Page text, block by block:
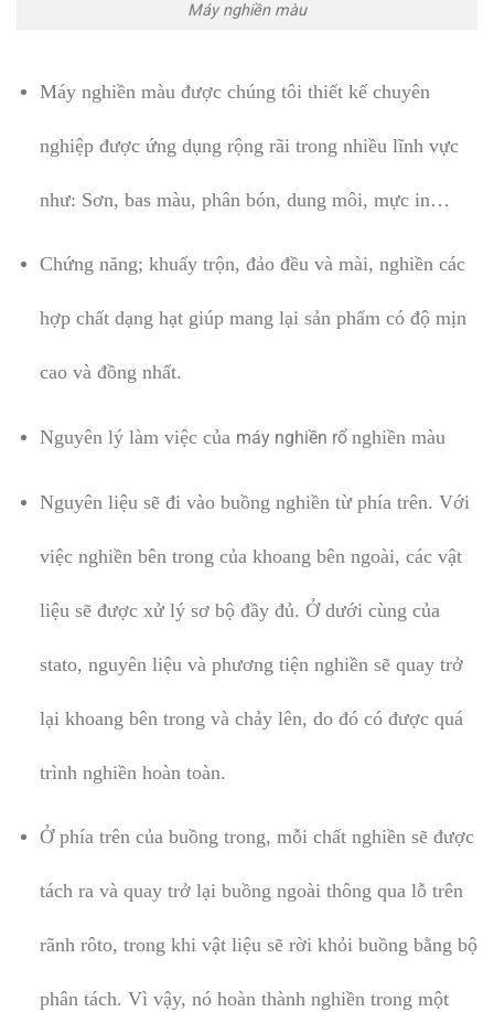
Máy nghiền màu
Máy nghiền màu được chúng tôi thiết kế chuyên
nghiệp được ứng dụng rộng rãi trong nhiều lĩnh vực
như: Sơn, bas màu, phân bón, dung môi, mực in…
Chứng năng; khuấy trộn, đảo đều và mài, nghiền các
hợp chất dạng hạt giúp mang lại sản phẩm có độ mịn
cao và đồng nhất.
Nguyên lý làm việc của máy nghiền rổ nghiềnmàu
Nguyên liệu sẽ đi vào buồng nghiền từ phía trên. Với
việc nghiền bên trong của khoang bên ngoài, các vật
liệu sẽ được xử lý sơ bộ đầy đủ. Ở dưới cùng của
stato, nguyên liệu và phương tiện nghiền sẽ quay trở
lại khoang bên trong và chảy lên, do đó có được quá
trình nghiền hoàn toàn.
Ở phía trên của buồng trong, mỗi chất nghiền sẽ được
tách ra và quay trở lại buồng ngoài thông qua lỗ trên
rãnh rôto, trong khi vật liệu sẽ rời khỏi buồng bằng bộ
phân tách. Vì vậy, nó hoàn thành nghiền trong một